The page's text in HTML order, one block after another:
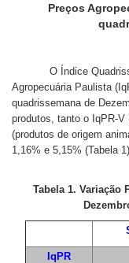
Preços
O Índice
Agropecuária Paulista
quadrissemana de
produtos, tanto o IqPR-V
(produtos de origem
1,16% e 5,15% (Tabela 1).
Tabela 1. Variação
IqPR